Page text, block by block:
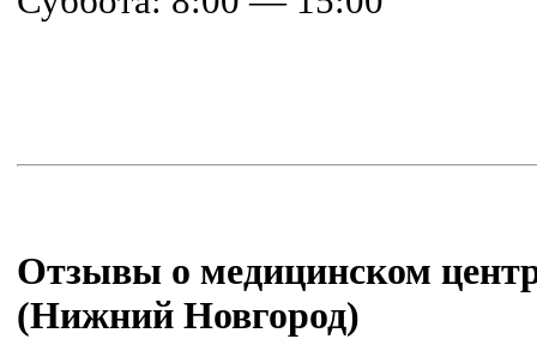
Отзывы о медицинском
(Нижний Новгород)